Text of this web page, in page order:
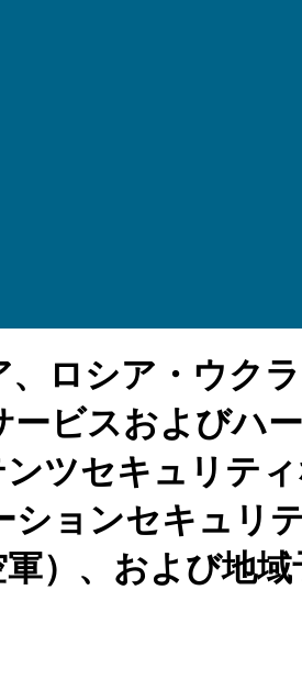
ロシア・ウク
ビスおよびハ
ツセキュリテ
ョンセキュリ
）、および地域